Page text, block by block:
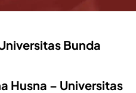
Bunda
Husna – Universitas